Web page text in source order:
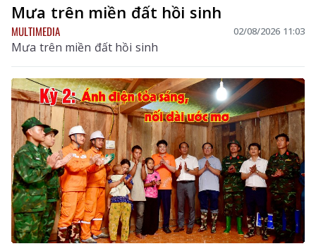
Mưa trên miền đất hồi sinh
MULTIMEDIA 02/08/2026 11:03
Mưa trên miền đất hồi sinh